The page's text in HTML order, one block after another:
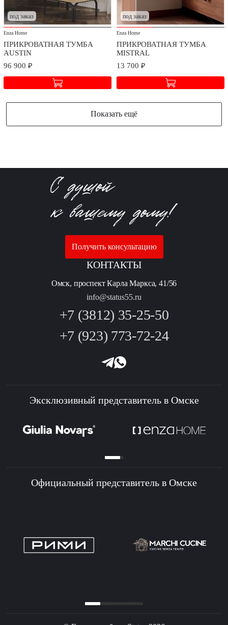
под заказ
Enza Home
ПРИКРОВАТНАЯ ТУМБА
AUSTIN
96 900 ₽
под заказ
Enza Home
ПРИКРОВАТНАЯ ТУМБА
MISTRAL
13 700 ₽
Показать ещё
Получить консультацию
КОНТАКТЫ
Омск, проспект Карла Маркса, 41/56
info@status55.ru
+7 (3812) 35-25-50
+7 (923) 773-72-24
Эксклюзивный представитель в Омске
Официальный представитель в Омске